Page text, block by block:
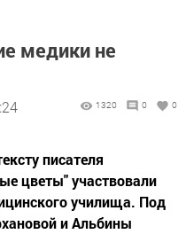
медики не
1320 0 0
писателя
цветы" участвовали
училища. Под
и Альбины